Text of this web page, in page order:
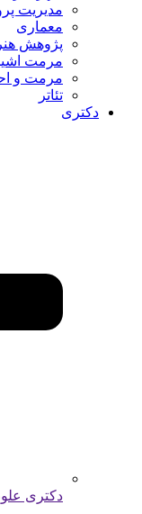
مدیریت
معماری
پژوهش هنر
مرمت
مرمت و
تئاتر
دکتری
دکتری